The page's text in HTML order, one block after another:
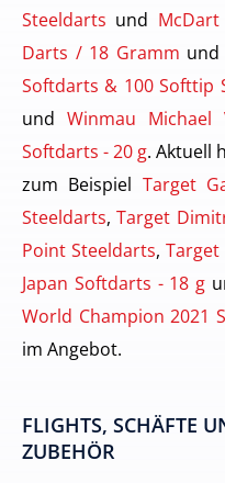
Steeldarts und
Darts / 18 Gramm und
Softdarts & 100 Softtip
und Winmau Michael
Softdarts - 20 g. Aktuell
zum Beispiel Target
Steeldarts,Target
Point Steeldarts, Target
Japan Softdarts - 18 g
World Champion 2021
im Angebot.
FLIGHTS, SCHÄFTE
ZUBEHÖR